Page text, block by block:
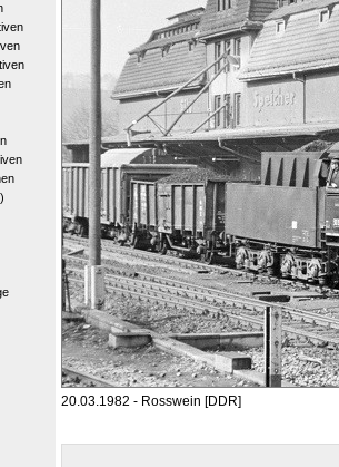
20.03.1982 - Rosswein [DDR]